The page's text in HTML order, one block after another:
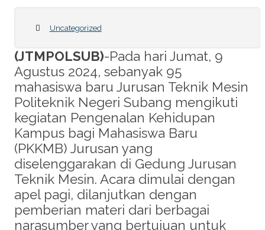
Uncategorized
(JTMPOLSUB)-Pada hari Jumat, 9
Agustus 2024, sebanyak 95
mahasiswa baru Jurusan Teknik Mesin
Politeknik Negeri Subang mengikuti
kegiatan Pengenalan Kehidupan
Kampus bagi Mahasiswa Baru
(PKKMB) Jurusan yang
diselenggarakan di Gedung Jurusan
Teknik Mesin. Acara dimulai dengan
apel pagi, dilanjutkan dengan
pemberian materi dari berbagai
narasumber yang bertujuan untuk